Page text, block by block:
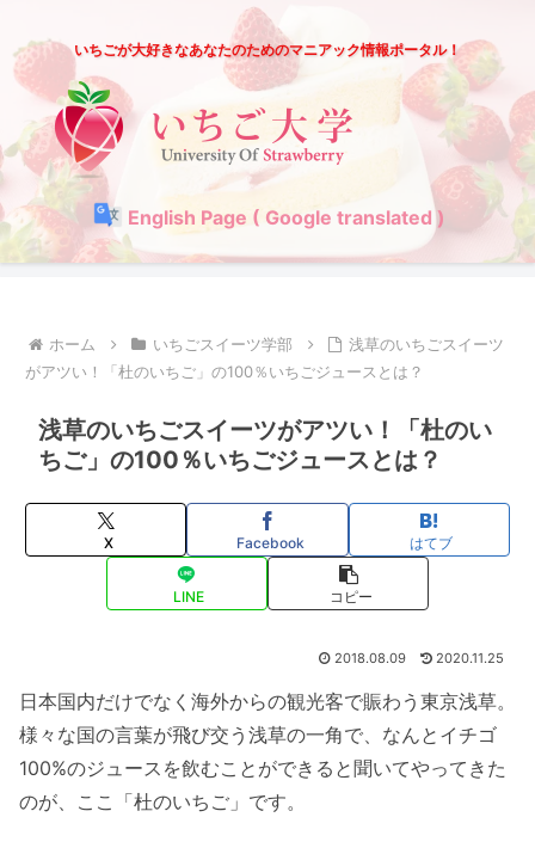
いちごが大好きなあなたのためのマニアック情報ポータル！
English Page ( Google translated )
ホーム いちごスイーツ学部
浅草のいちごスイーツ
がアツい！「杜のいちご」の100％いちごジュースとは？
浅草のいちごスイーツがアツい！「杜のい
ちご」の100％いちごジュースとは？
X Facebook はてブ
LINE コピー
2018.08.09 2020.11.25
日本国内だけでなく海外からの観光客で賑わう東京浅草。
様々な国の言葉が飛び交う浅草の一角で、なんとイチゴ
100%のジュースを飲むことができると聞いてやってきた
のが、ここ「杜のいちご」です。